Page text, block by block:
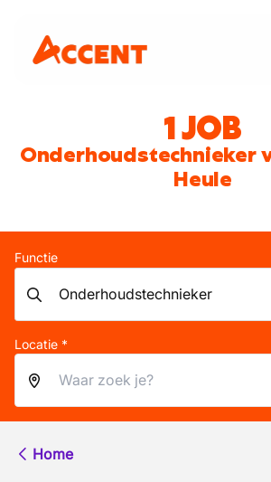
1 JOB
Onderhoudstechnieker
Heule
Functie
Locatie *
Home